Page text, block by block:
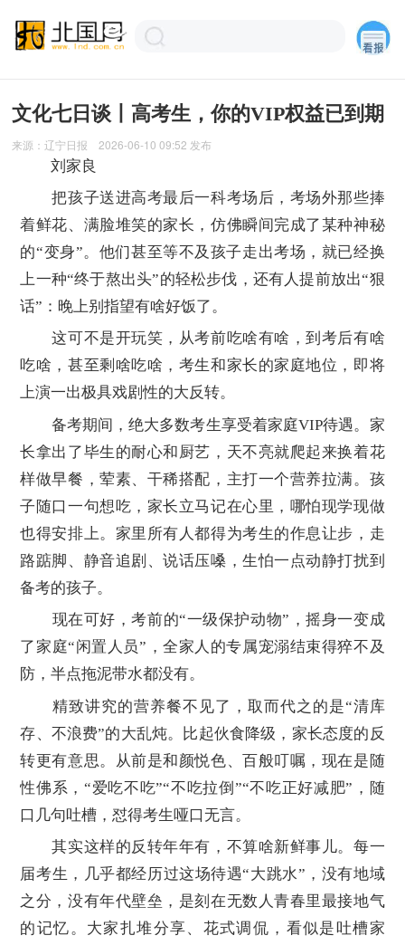
文化七日谈丨高考生，你的VIP权益已到期
来源：辽宁日报 2026-06-10 09:52 发布
刘家良
把孩子送进高考最后一科考场后，考场外那些捧
着鲜花、满脸堆笑的家长，仿佛瞬间完成了某种神秘
的“变身”。他们甚至等不及孩子走出考场，就已经换
上一种“终于熬出头”的轻松步伐，还有人提前放出“狠
话”：晚上别指望有啥好饭了。
这可不是开玩笑，从考前吃啥有啥，到考后有啥
吃啥，甚至剩啥吃啥，考生和家长的家庭地位，即将
上演一出极具戏剧性的大反转。
备考期间，绝大多数考生享受着家庭VIP待遇。家
长拿出了毕生的耐心和厨艺，天不亮就爬起来换着花
样做早餐，荤素、干稀搭配，主打一个营养拉满。孩
子随口一句想吃，家长立马记在心里，哪怕现学现做
也得安排上。家里所有人都得为考生的作息让步，走
路踮脚、静音追剧、说话压嗓，生怕一点动静打扰到
备考的孩子。
现在可好，考前的“一级保护动物”，摇身一变成
了家庭“闲置人员”，全家人的专属宠溺结束得猝不及
防，半点拖泥带水都没有。
精致讲究的营养餐不见了，取而代之的是“清库
存、不浪费”的大乱炖。比起伙食降级，家长态度的反
转更有意思。从前是和颜悦色、百般叮嘱，现在是随
性佛系，“爱吃不吃”“不吃拉倒”“不吃正好减肥”，随
口几句吐槽，怼得考生哑口无言。
其实这样的反转年年有，不算啥新鲜事儿。每一
届考生，几乎都经历过这场待遇“大跳水”，没有地域
之分，没有年代壁垒，是刻在无数人青春里最接地气
的记忆。大家扎堆分享、花式调侃，看似是吐槽家